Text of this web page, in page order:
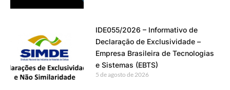
IDE055/2026 – Informativo de
Declaração de Exclusividade –
Empresa Brasileira de Tecnologias
e Sistemas (EBTS)
5 de agosto de 2026